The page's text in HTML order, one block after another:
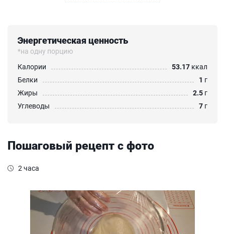
Энергетическая ценность
*на одну порцию
Калории
53.17 ккал
Белки
1 г
Жиры
2.5 г
Углеводы
7 г
Пошаговый рецепт с фото
2 часа